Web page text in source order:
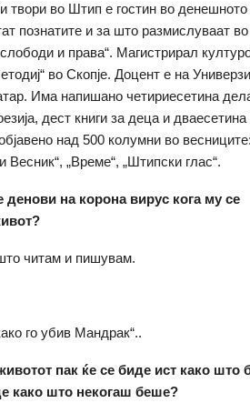
и твори во Штип е гостин во денешното
познатите и за што размислуваат во
и права“. Магистрирал
во Скопје. Доцент е на
Има напишано четириесетина
дест книги за деца и
над 500 колумни во
Весник“, „Време“, „Штипски глас“.
на корона вирус кога му се
читам и пишувам.
го убив Мандрак“..
пак ќе се биде ист како што
како што некогаш беше?